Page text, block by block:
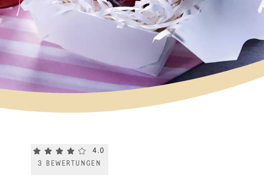
Current rating 4.0. Click to rate.
4.0
3
BEWERTUNGEN